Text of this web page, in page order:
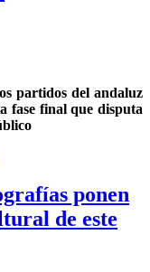
partidos del andaluz
fase final que disputa
ponen
de este